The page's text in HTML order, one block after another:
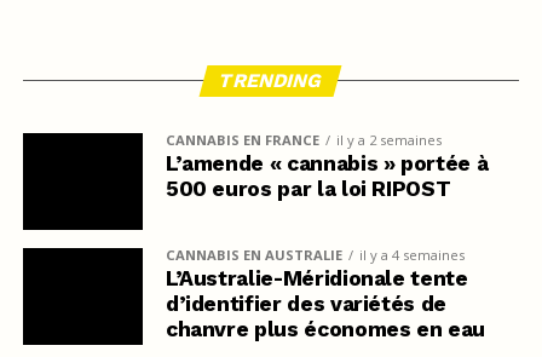
TRENDING
CANNABIS EN FRANCE il y a 2 semaines
L’amende « cannabis » portée à
500 euros par la loi RIPOST
CANNABIS EN AUSTRALIE il y a 4 semaines
L’Australie-Méridionale tente
d’identifier des variétés de
chanvre plus économes en eau